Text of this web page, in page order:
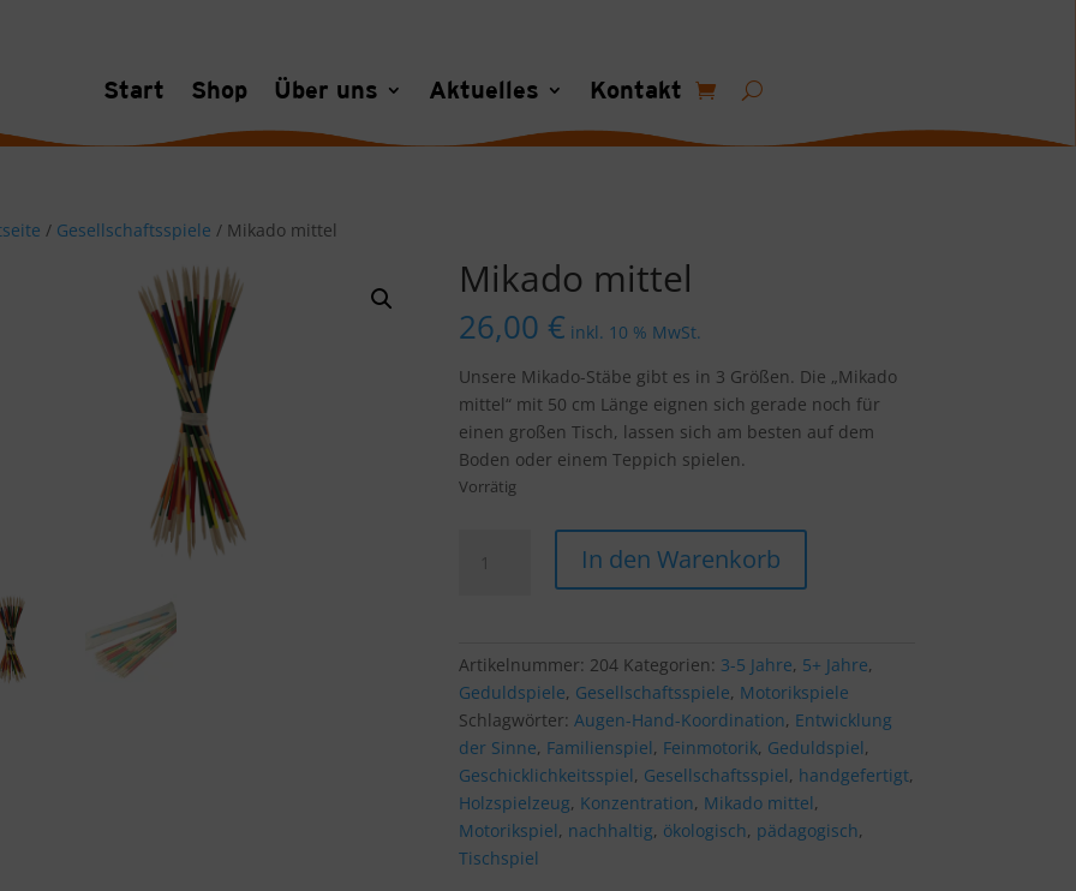
Start Shop Über uns Aktuelles Kontakt
/ Gesellschaftsspiele / Mikado mittel
Mikado mittel
26,00 € inkl. 10 % MwSt.
Unsere Mikado-Stäbe gibt es in 3 Größen. Die „Mikado
mittel“ mit 50 cm Länge eignen sich gerade noch für
einen großen Tisch, lassen sich am besten auf dem
Boden oder einem Teppich spielen.
Vorrätig
mittel
In den Warenkorb
Artikelnummer: 204 Kategorien: 3-5 Jahre, 5+ Jahre,
Geduldspiele, Gesellschaftsspiele, Motorikspiele
Schlagwörter: Augen-Hand-Koordination, Entwicklung
der Sinne, Familienspiel, Feinmotorik, Geduldspiel,
Geschicklichkeitsspiel, Gesellschaftsspiel, handgefertigt,
Holzspielzeug, Konzentration, Mikado mittel,
Motorikspiel, nachhaltig, ökologisch, pädagogisch,
Tischspiel